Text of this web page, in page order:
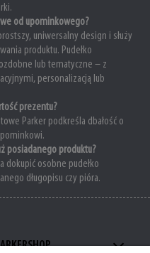
od upominkowego?
uniwersalny design i służy
produktu. Pudełko
lub tematyczne – z
personalizacją lub
prezentu?
Parker podkreśla dbałość o
posiadanego produktu?
dokupić osobne pudełko
długopisu czy pióra.